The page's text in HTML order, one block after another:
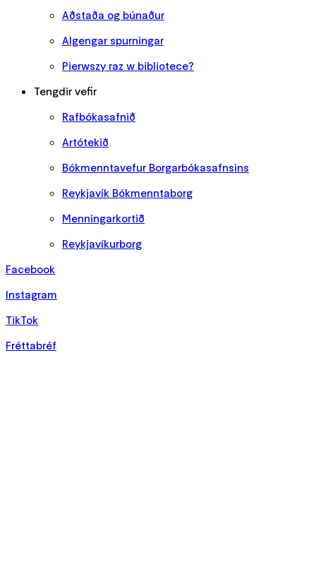
Aðstaða og búnaður
Algengar spurningar
Pierwszy raz w bibliotece?
Tengdir vefir
Rafbókasafnið
Artótekið
Bókmenntavefur Borgarbókasafnsins
Reykjavík Bókmenntaborg
Menningarkortið
Reykjavíkurborg
Facebook
Instagram
TikTok
Fréttabréf